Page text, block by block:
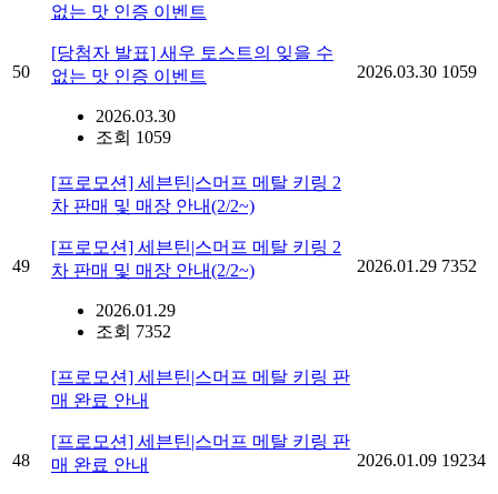
50
없는 맛 인증 이벤트
[당첨자 발표] 새우 토스트의 잊을 수
없는 맛 인증 이벤트
2026.03.30
조회 1059
2026.03.30 1059
49
[프로모션] 세븐틴|스머프 메탈 키링 2
차 판매 및 매장 안내(2/2~)
[프로모션] 세븐틴|스머프 메탈 키링 2
차 판매 및 매장 안내(2/2~)
2026.01.29
조회 7352
2026.01.29 7352
48
[프로모션] 세븐틴|스머프 메탈 키링 판
매 완료 안내
[프로모션] 세븐틴|스머프 메탈 키링 판
매 완료 안내
2026.01.09 19234